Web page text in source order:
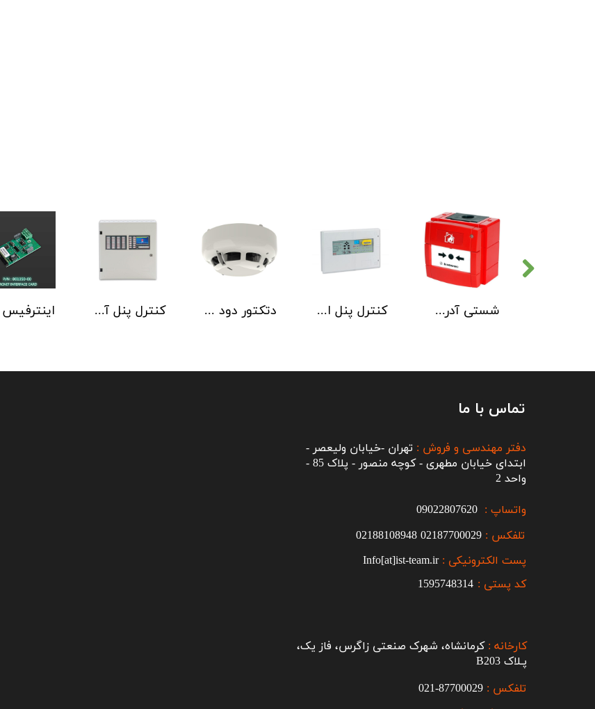
کنترل پنل آدرس پذیر C-TEC سری ZFP یک تا 4 لوپ کابینت استاندارد دتکتور دود آدرس پذیر هوچیکی Hochiki مدل ALN-EN SCI کنترل پنل اطفاء حریق C-TEC EP203 شستی آدرس پذیر ضد آب هوچیکی Hochiki مدل HCP-W SCI
تماس با ما
تلفکس : 02187700029
02188108948
پست الکترونیکی :Info[at]ist-team.ir
واتساپ :
دفتر مهندسی و فروش : تهران -خیابان ولیعصر -
ابتدای خیابان مطهری - کوچه منصور - پلاک 85 -
واحد 2
کارخانه : کرمانشاه، شهرک صنعتی زاگرس، فاز یک،
پـلاک B203​​​​​​​
کد پستی : 1595748314
تلفکس : 87700029-021​​​​​​​